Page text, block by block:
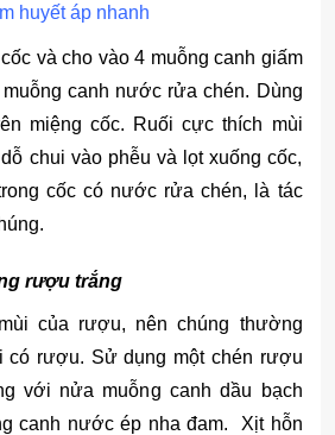
huyết áp nhanh
và cho vào 4 muỗng canh giấm
canh nước rửa chén. Dùng
miệng cốc. Ruối cực thích mùi
chui vào phễu và lọt xuống cốc,
cốc có nước rửa chén, là tác
rượu trắng
của rượu, nên chúng thường
có rượu. Sử dụng một chén rượu
với nửa muỗng canh dầu bạch
canh nước ép nha đam. Xịt hỗn